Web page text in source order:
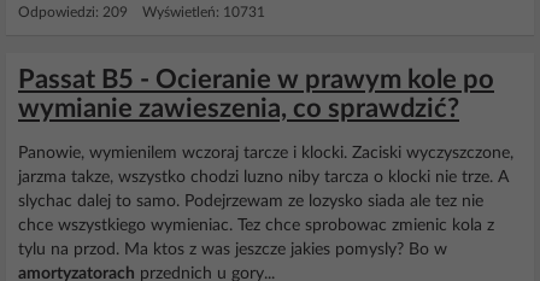
Odpowiedzi: 209 Wyświetleń: 10731
Passat B5 - Ocieranie w prawym kole po
wymianie zawieszenia, co sprawdzić?
Panowie, wymienilem wczoraj tarcze i klocki. Zaciski wyczyszczone,
jarzma takze, wszystko chodzi luzno niby tarcza o klocki nie trze. A
slychac dalej to samo. Podejrzewam ze lozysko siada ale tez nie
chce wszystkiego wymieniac. Tez chce sprobowac zmienic kola z
tylu na przod. Ma ktos z was jeszcze jakies pomysly? Bo w
amortyzatorach przednich u gory...